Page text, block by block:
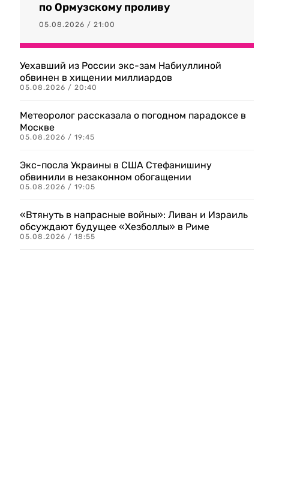
по Ормузскому проливу
05.08.2026 / 21:00
Уехавший из России экс-зам Набиуллиной
обвинен в хищении миллиардов
05.08.2026 / 20:40
Метеоролог рассказала о погодном парадоксе в
Москве
05.08.2026 / 19:45
Экс-посла Украины в США Стефанишину
обвинили в незаконном обогащении
05.08.2026 / 19:05
«Втянуть в напрасные войны»: Ливан и Израиль
обсуждают будущее «Хезболлы» в Риме
05.08.2026 / 18:55